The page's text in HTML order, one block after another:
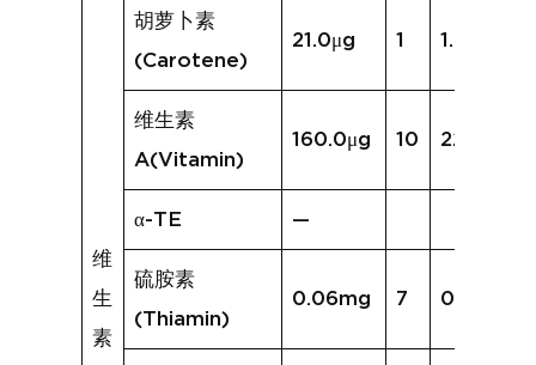
维
生
素
胡萝卜素
(Carotene)
21.0μg 1 1.6μg
维生素
A(Vitamin)
160.0μg 10 227.8μg
α-TE —
硫胺素
(Thiamin)
0.06mg 7 0.08mg